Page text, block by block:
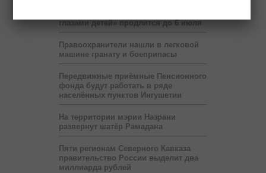
глазами детей» продлится до 6 июля
Правоохранители нашли в легковой
машине гранату и боеприпасы
Передвижные приёмные Пенсионного
фонда будут работать в ряде
населённых пунктов Ингушетии
На территории мэрии Назрани
развернут шатёр Рамадана
Пяти регионам Северного Кавказа
правительство России выделит два
миллиарда рублей